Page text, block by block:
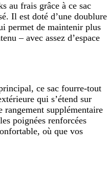
au frais grâce à ce sac
Il est doté d’une doublure
permet de maintenir plus
– avec assez d’espace
ce sac fourre-tout
qui s’étend sur
rangement supplémentaire
poignées renforcées
où que vos